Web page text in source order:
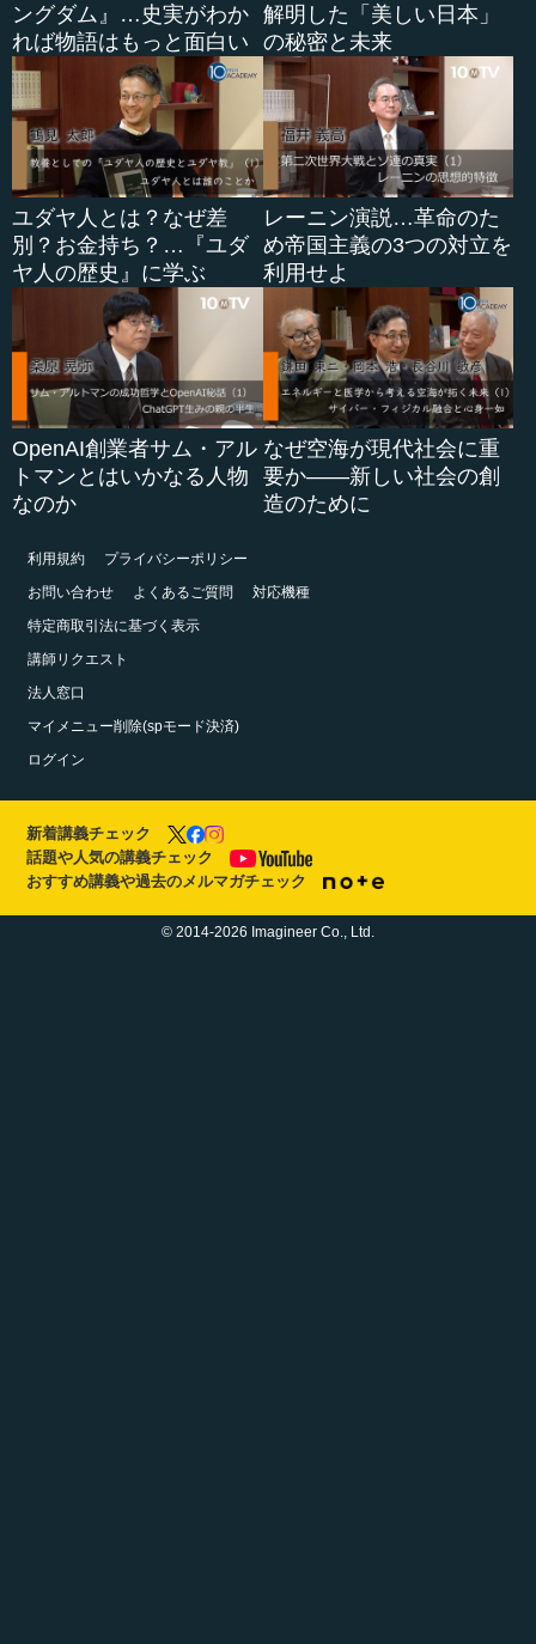
ングダム』…史実がわか
れば物語はもっと面白い
解明した「美しい日本」
の秘密と未来
ユダヤ人とは？なぜ差
別？お金持ち？…『ユダ
ヤ人の歴史』に学ぶ
レーニン演説…革命のた
め帝国主義の3つの対立を
利用せよ
OpenAI創業者サム・アル
トマンとはいかなる人物
なのか
なぜ空海が現代社会に重
要か――新しい社会の創
造のために
利用規約
プライバシーポリシー
お問い合わせ
よくあるご質問
対応機種
特定商取引法に基づく表示
講師リクエスト
法人窓口
マイメニュー削除(spモード決済)
ログイン
新着講義チェック
話題や人気の講義チェック
おすすめ講義や過去のメルマガチェック
© 2014-2026 Imagineer Co., Ltd.